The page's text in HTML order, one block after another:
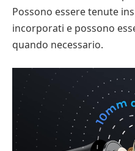
Possono essere tenute
incorporati e possono
quando necessario.